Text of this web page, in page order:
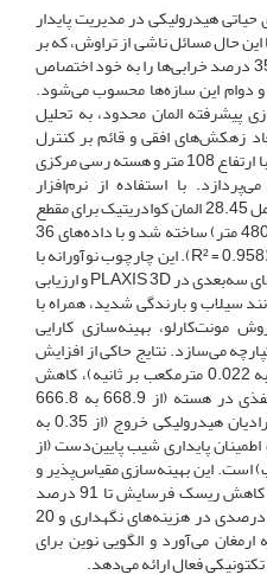
هیدرولیکی در مدیریت پایدار
حال مسائل ناشی از تراوش، که بر
اساس گزارش‌های ICOLD بیش از 35 درصد خرابی‌ها را به خود اختصاص
دوام این سازه‌ها محسوب می‌شود.
پیشرفته المان محدود، به تحلیل
10 درصدی ابعاد زهکش‌های افقی و قائم بر کنترل
تراوش در سد خاکی آغ‌چای، سازه‌ای با ارتفاع 108 متر و هسته رسی مرکزی
با استفاده از نرم‌افزار
SEEP/W، شبکه‌ای پالایش‌شده شامل 28.45 المان کوادریتیک برای مقطع
حداکثر (ارتفاع 108 متر، عرض پایه 480 متر) ساخته شد و با داده‌های 36
ماهه ابزار دقیق اعتبارسنجی گردید (R² = 0.958). این چارچوب نوآورانه با
ادغام تحلیل حساسیت، شبیه‌سازی‌های سه‌بعدی در PLAXIS 3D و ارزیابی
سیلاب و بارندگی شدید، همراه با
بهینه‌سازی کارایی
می‌سازد. نتایج حاکی از افزایش
22 درصدی دبی تراوش (از 0.018 به 0.022 مترمکعب بر ثانیه)، کاهش
0.31 درصدی حداکثر فشار آب منفذی در هسته (از 668.9 به 666.8
کیلوپاسکال)، افت 8.57 درصدی گرادیان هیدرولیکی خروج (از 0.35 به
ضریب اطمینان پایداری شیب پایین‌دست (از
است. این بهینه‌سازی مقیاس‌پذیر و
مبتنی بر داده نه‌تنها ایمنی سد را با کاهش ریسک فرسایش تا 91 درصد
تقویت می‌کند، بلکه صرفه‌جویی 80 درصدی در هزینه‌های نگهداری و 20
می‌آورد و الگویی نوین برای
فعال ارائه می‌دهد.